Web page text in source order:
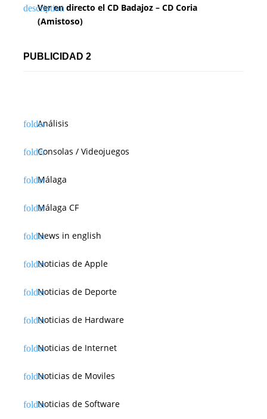
Ver en directo el CD Badajoz – CD Coria
(Amistoso)
PUBLICIDAD 2
Análisis
Consolas / Videojuegos
Málaga
Málaga CF
News in english
Noticias de Apple
Noticias de Deporte
Noticias de Hardware
Noticias de Internet
Noticias de Moviles
Noticias de Software